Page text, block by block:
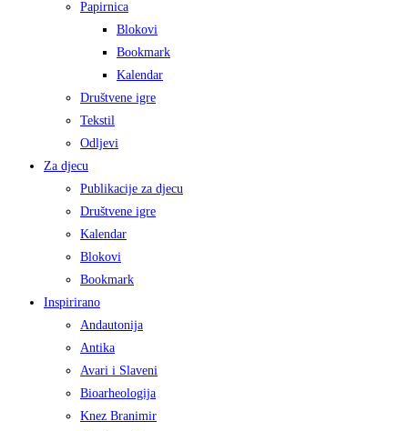
Papirnica
Blokovi
Bookmark
Kalendar
Društvene igre
Tekstil
Odljevi
Za djecu
Publikacije za djecu
Društvene igre
Kalendar
Blokovi
Bookmark
Inspirirano
Andautonija
Antika
Avari i Slaveni
Bioarheologija
Knez Branimir